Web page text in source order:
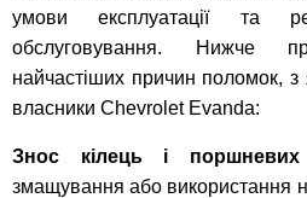
умови експлуатації та
обслуговування. Нижче
найчастіших причин поломок, з
власники Chevrolet Evanda:
Знос кілець і поршневих
змащування або використання